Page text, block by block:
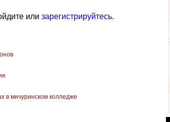
или зарегистрируйтесь.
в мичуринском колледже